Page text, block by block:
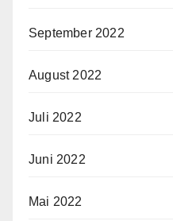
September 2022
August 2022
Juli 2022
Juni 2022
Mai 2022